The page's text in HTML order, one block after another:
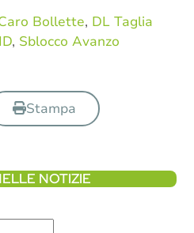
Bollette, DL Taglia
, Sblocco Avanzo
Stampa
NOTIZIE